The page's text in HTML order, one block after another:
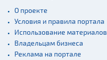
О проекте
Условия и правила портала
Использование материалов
Владельцам бизнеса
Реклама на портале